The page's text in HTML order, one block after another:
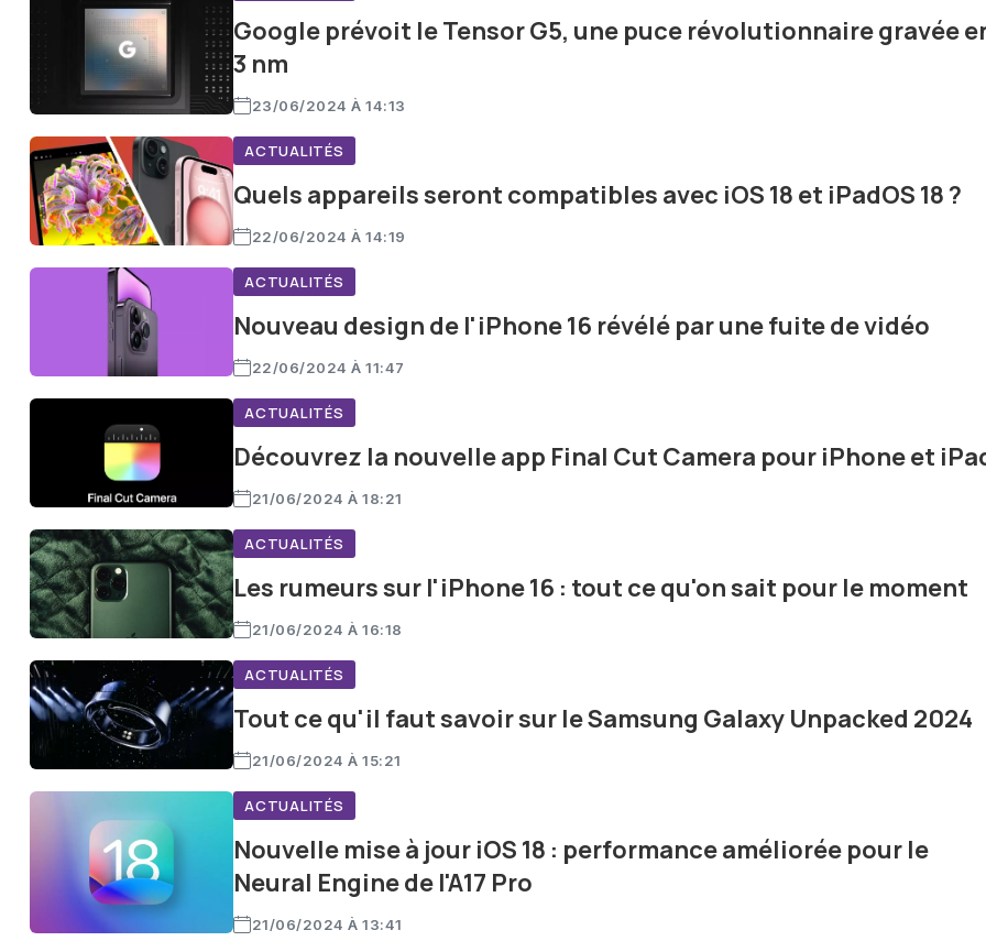
Google prévoit le Tensor G5, une puce révolutionnaire gravée
3 nm
23/06/2024 À 14:13
ACTUALITÉS
Quels appareils seront compatibles avec iOS 18 et iPadOS 18 ?
22/06/2024 À 14:19
ACTUALITÉS
Nouveau design de l'iPhone 16 révélé par une fuite de vidéo
22/06/2024 À 11:47
ACTUALITÉS
Découvrez la nouvelle app Final Cut Camera pour iPhone et
21/06/2024 À 18:21
ACTUALITÉS
Les rumeurs sur l'iPhone 16 : tout ce qu'on sait pour le moment
21/06/2024 À 16:18
ACTUALITÉS
Tout ce qu'il faut savoir sur le Samsung Galaxy Unpacked 2024
21/06/2024 À 15:21
ACTUALITÉS
Nouvelle mise à jour iOS 18 : performance améliorée pour le
Neural Engine de l'A17 Pro
21/06/2024 À 13:41